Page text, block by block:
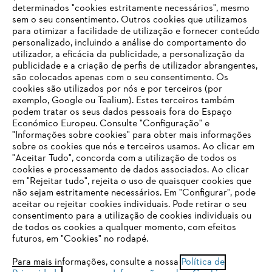
Empresa
FAQs Loja Online
Contacto
Condições gerais de venda Proteção de Dados
O SEU NAVEGADOR NÃO SUPORTA
ESTE WEBSITE
Está utilizar um navegador que ainda não suportamos. Para
obter o melhor uso de nosso site, recomendamos que altere
para um dos seguintes navegadores:
determinados "cookies estritamente necessários", mesmo
sem o seu consentimento. Outros cookies que utilizamos
para otimizar a facilidade de utilização e fornecer conteúdo
personalizado, incluindo a análise do comportamento do
utilizador, a eficácia da publicidade, a personalização da
publicidade e a criação de perfis de utilizador abrangentes,
são colocados apenas com o seu consentimento. Os
cookies são utilizados por nós e por terceiros (por
exemplo, Google ou Tealium). Estes terceiros também
podem tratar os seus dados pessoais fora do Espaço
Económico Europeu. Consulte "Configuração" e
"Informações sobre cookies" para obter mais informações
sobre os cookies que nós e terceiros usamos. Ao clicar em
"Aceitar Tudo", concorda com a utilização de todos os
cookies e processamento de dados associados. Ao clicar
em "Rejeitar tudo", rejeita o uso de quaisquer cookies que
não sejam estritamente necessários. Em "Configurar", pode
aceitar ou rejeitar cookies individuais. Pode retirar o seu
consentimento para a utilização de cookies individuais ou
de todos os cookies a qualquer momento, com efeitos
futuros, em "Cookies" no rodapé.
Para mais informações, consulte a nossa Política de